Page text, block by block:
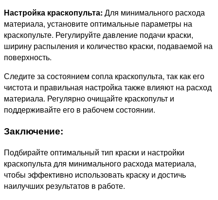
Настройка краскопульта: Для минимального расхода
материала, установите оптимальные параметры на
краскопульте. Регулируйте давление подачи краски,
ширину распыления и количество краски, подаваемой на
поверхность.
Следите за состоянием сопла краскопульта, так как его
чистота и правильная настройка также влияют на расход
материала. Регулярно очищайте краскопульт и
поддерживайте его в рабочем состоянии.
Заключение:
Подбирайте оптимальный тип краски и настройки
краскопульта для минимального расхода материала,
чтобы эффективно использовать краску и достичь
наилучших результатов в работе.